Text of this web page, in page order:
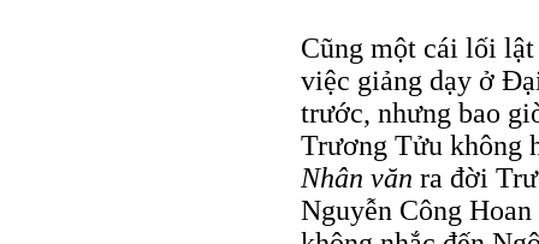
Cũng một cái lối
việc giảng dạy ở
trước, nhưng bao
Trương Tửu không
Nhân văn ra đời
Nguyễn Công